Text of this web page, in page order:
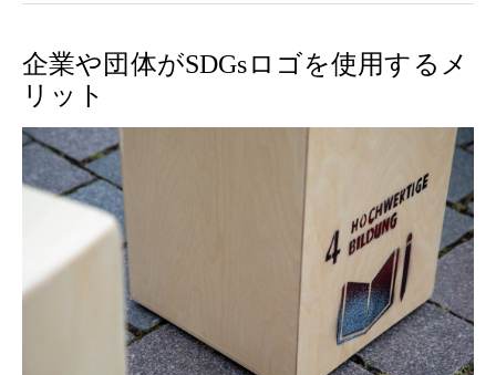
企業や団体がSDGsロゴを使用するメ
リット